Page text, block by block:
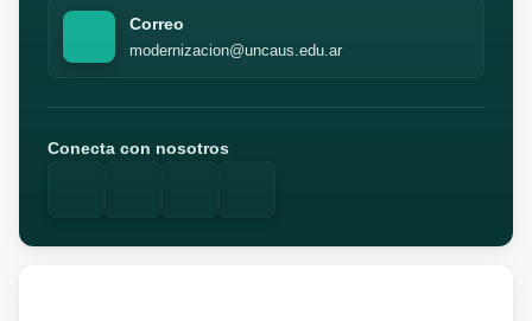
Correo
modernizacion@uncaus.edu.ar
Conecta con nosotros